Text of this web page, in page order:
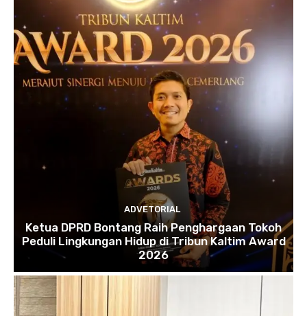
ADVETORIAL
Ketua DPRD Bontang Raih Penghargaan Tokoh
Peduli Lingkungan Hidup di Tribun Kaltim Award
2026